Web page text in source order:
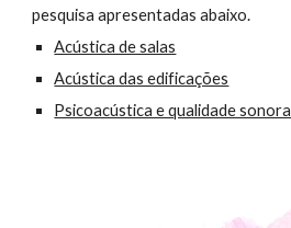
pesquisa apresentadas abaixo.
Acústica de salas
Acústica das edificações
Psicoacústica e qualidade sonora